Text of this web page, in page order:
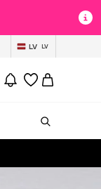
LV LV